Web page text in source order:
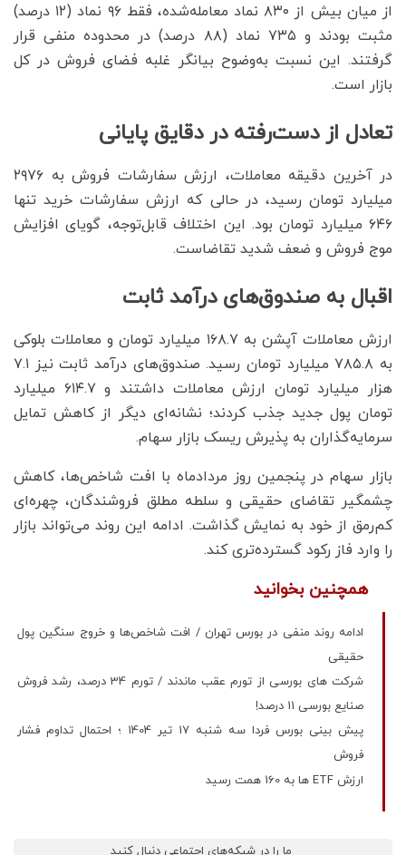
از میان بیش از ۸۳۰ نماد معامله‌شده، فقط ۹۶ نماد (۱۲ درصد)
مثبت بودند و ۷۳۵ نماد (۸۸ درصد) در محدوده منفی قرار
گرفتند. این نسبت به‌وضوح بیانگر غلبه فضای فروش در کل
بازار است.
تعادل از دست‌رفته در دقایق پایانی
در آخرین دقیقه معاملات، ارزش سفارشات فروش به ۲۹۷۶
میلیارد تومان رسید، در حالی که ارزش سفارشات خرید تنها
۶۴۶ میلیارد تومان بود. این اختلاف قابل‌توجه، گویای افزایش
موج فروش و ضعف شدید تقاضاست.
اقبال به صندوق‌های درآمد ثابت
ارزش معاملات آپشن به ۱۶۸.۷ میلیارد تومان و معاملات بلوکی
به ۷۸۵.۸ میلیارد تومان رسید. صندوق‌های درآمد ثابت نیز ۷.۱
هزار میلیارد تومان ارزش معاملات داشتند و ۶۱۴.۷ میلیارد
تومان پول جدید جذب کردند؛ نشانه‌ای دیگر از کاهش تمایل
سرمایه‌گذاران به پذیرش ریسک بازار سهام.
بازار سهام در پنجمین روز مردادماه با افت شاخص‌ها، کاهش
چشمگیر تقاضای حقیقی و سلطه مطلق فروشندگان، چهره‌ای
کم‌رمق از خود به نمایش گذاشت. ادامه این روند می‌تواند بازار
را وارد فاز رکود گسترده‌تری کند.
همچنین بخوانید
ادامه روند منفی در بورس تهران / افت شاخص‌ها و خروج سنگین پول
حقیقی
شرکت های بورسی از تورم عقب ماندند / تورم 34 درصد، رشد فروش
صنایع بورسی 11 درصد!
پیش بینی بورس فردا سه شنبه 17 تیر 1404 ؛ احتمال تداوم فشار
فروش
ارزش ETF ها به 160 همت رسید
ما را در شبکه‌های اجتماعی دنبال کنید